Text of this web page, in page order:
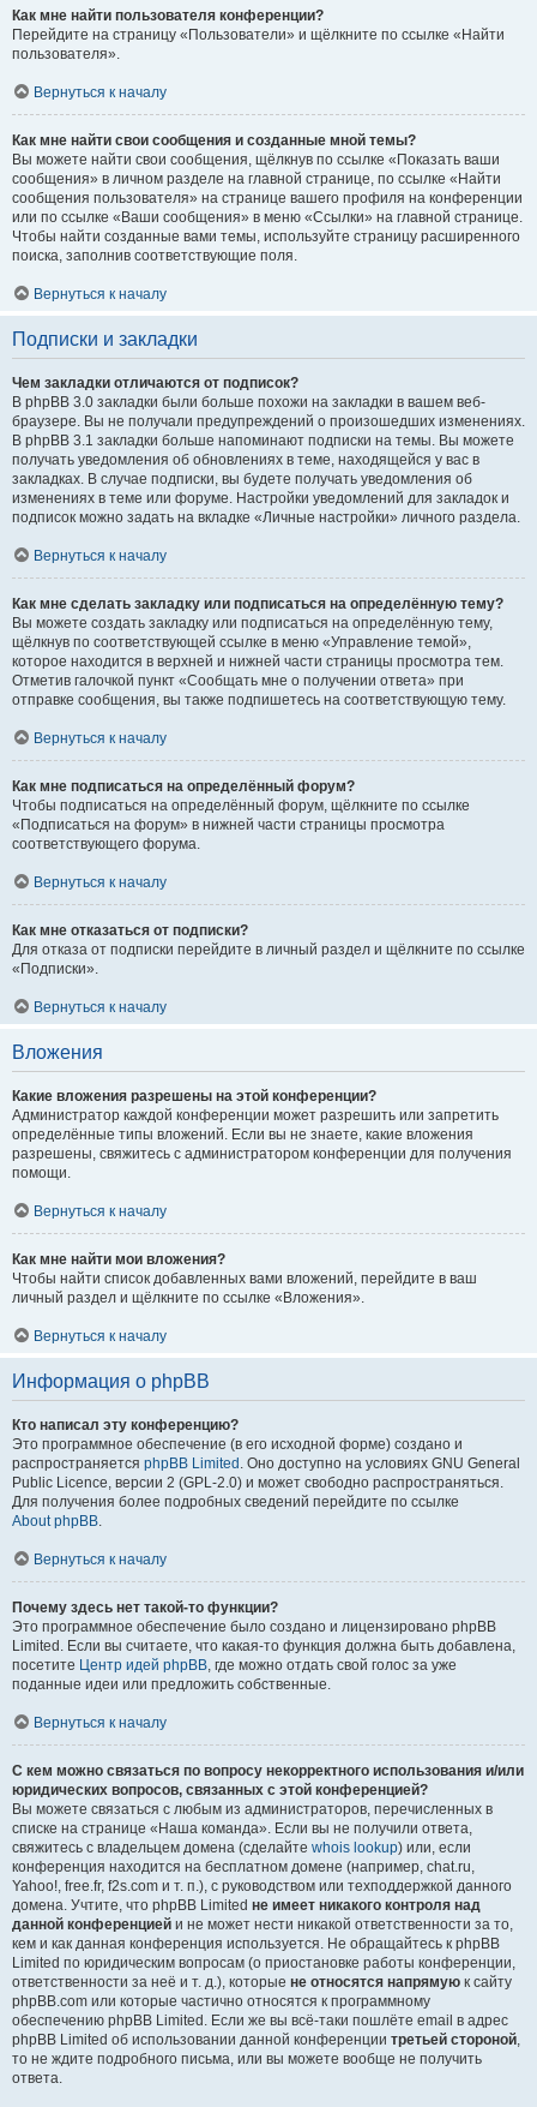
Как мне найти пользователя конференции?
Перейдите на страницу «Пользователи» и щёлкните по ссылке «Найти
пользователя».
Вернуться к началу
Как мне найти свои сообщения и созданные мной темы?
Вы можете найти свои сообщения, щёлкнув по ссылке «Показать ваши
сообщения» в личном разделе на главной странице, по ссылке «Найти
сообщения пользователя» на странице вашего профиля на конференции
или по ссылке «Ваши сообщения» в меню «Ссылки» на главной странице.
Чтобы найти созданные вами темы, используйте страницу расширенного
поиска, заполнив соответствующие поля.
Вернуться к началу
Подписки и закладки
Чем закладки отличаются от подписок?
В phpBB 3.0 закладки были больше похожи на закладки в вашем веб-
браузере. Вы не получали предупреждений о произошедших изменениях.
В phpBB 3.1 закладки больше напоминают подписки на темы. Вы можете
получать уведомления об обновлениях в теме, находящейся у вас в
закладках. В случае подписки, вы будете получать уведомления об
изменениях в теме или форуме. Настройки уведомлений для закладок и
подписок можно задать на вкладке «Личные настройки» личного раздела.
Вернуться к началу
Как мне сделать закладку или подписаться на определённую тему?
Вы можете создать закладку или подписаться на определённую тему,
щёлкнув по соответствующей ссылке в меню «Управление темой»,
которое находится в верхней и нижней части страницы просмотра тем.
Отметив галочкой пункт «Сообщать мне о получении ответа» при
отправке сообщения, вы также подпишетесь на соответствующую тему.
Вернуться к началу
Как мне подписаться на определённый форум?
Чтобы подписаться на определённый форум, щёлкните по ссылке
«Подписаться на форум» в нижней части страницы просмотра
соответствующего форума.
Вернуться к началу
Как мне отказаться от подписки?
Для отказа от подписки перейдите в личный раздел и щёлкните по ссылке
«Подписки».
Вернуться к началу
Вложения
Какие вложения разрешены на этой конференции?
Администратор каждой конференции может разрешить или запретить
определённые типы вложений. Если вы не знаете, какие вложения
разрешены, свяжитесь с администратором конференции для получения
помощи.
Вернуться к началу
Как мне найти мои вложения?
Чтобы найти список добавленных вами вложений, перейдите в ваш
личный раздел и щёлкните по ссылке «Вложения».
Вернуться к началу
Информация о phpBB
Кто написал эту конференцию?
Это программное обеспечение (в его исходной форме) создано и
распространяется phpBB Limited . Оно доступно на условиях GNU General
Public Licence, версии 2 (GPL-2.0) и может свободно распространяться.
Для получения более подробных сведений перейдите по ссылке
About phpBB.
Вернуться к началу
Почему здесь нет такой-то функции?
Это программное обеспечение было создано и лицензировано phpBB
Limited. Если вы считаете, что какая-то функция должна быть добавлена,
посетите Центр идей phpBB, где можно отдать свой голос за уже
поданные идеи или предложить собственные.
Вернуться к началу
С кем можно связаться по вопросу некорректного использования и/или
юридических вопросов, связанных с этой конференцией?
Вы можете связаться с любым из администраторов, перечисленных в
списке на странице «Наша команда». Если вы не получили ответа,
свяжитесь с владельцем домена (сделайте whois lookup) или, если
конференция находится на бесплатном домене (например, chat.ru,
Yahoo!, free.fr, f2s.com и т. п.), с руководством или техподдержкой данного
домена. Учтите, что phpBB Limited не имеет никакого контроля над
данной конференцией и не может нести никакой ответственности за то,
кем и как данная конференция используется. Не обращайтесь к phpBB
Limited по юридическим вопросам (о приостановке работы конференции,
ответственности за неё и т. д.), которые не относятся напрямую к сайту
phpBB.com или которые частично относятся к программному
обеспечению phpBB Limited. Если же вы всё-таки пошлёте email в адрес
phpBB Limited об использовании данной конференции третьей стороной,
то не ждите подробного письма, или вы можете вообще не получить
ответа.